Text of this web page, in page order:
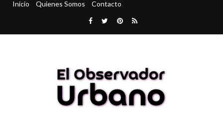
Inicio Quienes Somos Contacto